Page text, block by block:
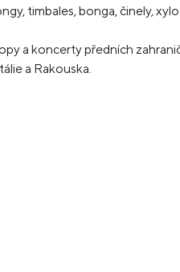
timbales, bonga, činely,
a koncerty předních
a Rakouska.